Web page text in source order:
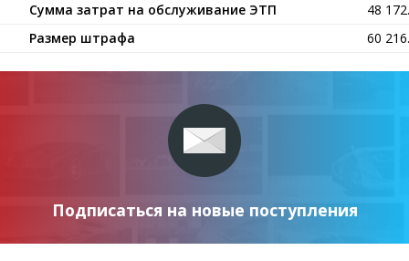
Сумма затрат на обслуживание ЭТП
48
Размер штрафа
60
Подписаться на новые поступления